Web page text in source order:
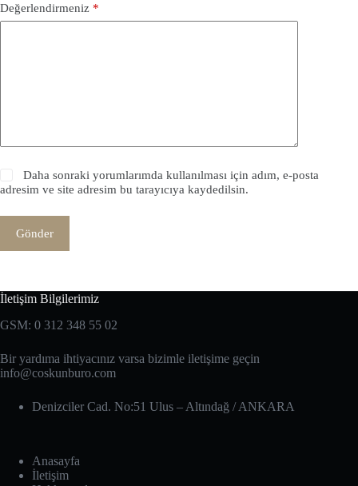
Değerlendirmeniz *
Daha sonraki yorumlarımda kullanılması için adım, e-posta
adresim ve site adresim bu tarayıcıya kaydedilsin.
Gönder
İletişim Bilgilerimiz
GSM: 0 312 348 55 02
Bir yardıma ihtiyacınız varsa bizimle iletişime geçin
info@coskunburo.com
Denizciler Cad. No:51 Ulus – Altındağ‎ / ANKARA
Anasayfa
İletişim